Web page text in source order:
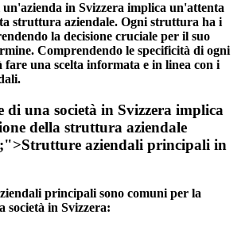
in Svizzera implica un'attenta
struttura aziendale. Ogni struttura ha i
la decisione cruciale per il suo
Comprendendo le specificità di ogni
una scelta informata e in linea con i
di una società in Svizzera implica
della struttura aziendale
Strutture aziendali principali in
principali sono comuni per la
società in Svizzera: